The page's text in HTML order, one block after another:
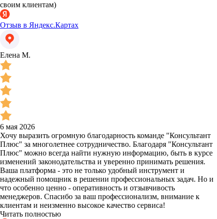
своим клиентам)
Отзыв в Яндекс.Картах
Елена М.
6 мая 2026
Хочу выразить огромную благодарность команде "Консультант
Плюс" за многолетнее сотрудничество. Благодаря "Консультант
Плюс" можно всегда найти нужную информацию, быть в курсе
изменений законодательства и уверенно принимать решения.
Ваша платформа - это не только удобный инструмент и
надежный помощник в решении профессиональных задач. Но и
что особенно ценно - оперативность и отзывчивость
менеджеров. Спасибо за ваш профессионализм, внимание к
клиентам и неизменно высокое качество сервиса!
Читать полностью